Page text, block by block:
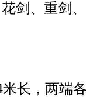
、重剑、
，两端